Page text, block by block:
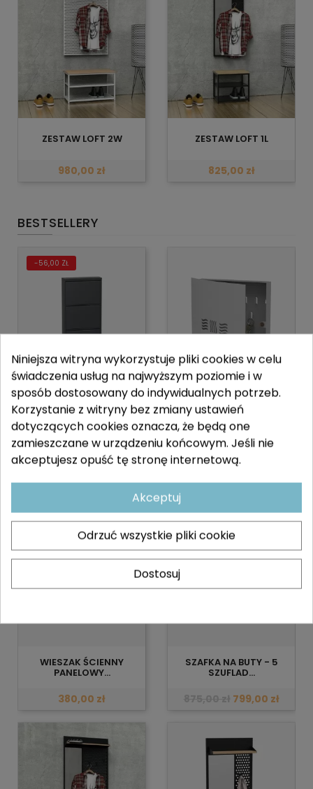
ZESTAW LOFT 2W
980,00 zł
ZESTAW LOFT 1L
825,00 zł
BESTSELLERY
-56,00 ZŁ
SZAFKA NA BUTY - 4
SZUFLADY...
765,00 zł 709,00 zł
SZAFKA NA KLUCZE
KWADRATOWA...
105,00 zł
WIESZAK ŚCIENNY
PANELOWY...
380,00 zł
SZAFKA NA BUTY - 5
SZUFLAD...
799,00 zł
Niniejsza witryna wykorzystuje pliki cookies w celu
świadczenia usług na najwyższym poziomie i w
sposób dostosowany do indywidualnych potrzeb.
Korzystanie z witryny bez zmiany ustawień
dotyczących cookies oznacza, że będą one
zamieszczane w urządzeniu końcowym. Jeśli nie
akceptujesz opuść tę stronę internetową.
Akceptuj
Odrzuć wszystkie pliki cookie
Dostosuj